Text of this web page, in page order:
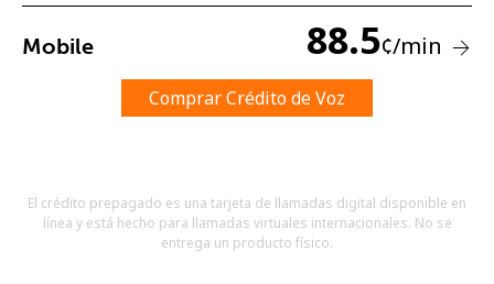
Una letra mayúscula y una minúscula
Un caracter especial
Mobile 88.5¢/min
Comprar Crédito de Voz
El crédito prepagado es una tarjeta de llamadas digital disponible en
línea y está hecho para llamadas virtuales internacionales. No se
entrega un producto físico.